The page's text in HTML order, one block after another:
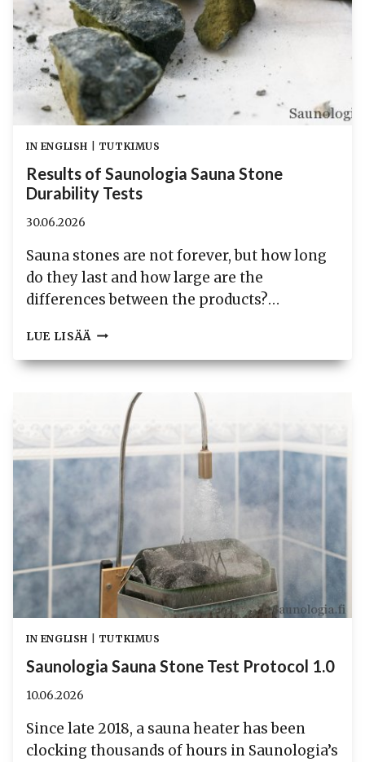
IN ENGLISH TUTKIMUS
Results of Saunologia Sauna Stone
Durability Tests
30.06.2026
Sauna stones are not forever, but how long
do they last and how large are the
differences between the products?…
LUE LISÄÄ RESULTS
SAUNOLOGIA
STONE
DURABILITY
TESTS
IN ENGLISH TUTKIMUS
Saunologia Sauna Stone Test Protocol 1.0
10.06.2026
Since late 2018, a sauna heater has been
clocking thousands of hours in Saunologia’s